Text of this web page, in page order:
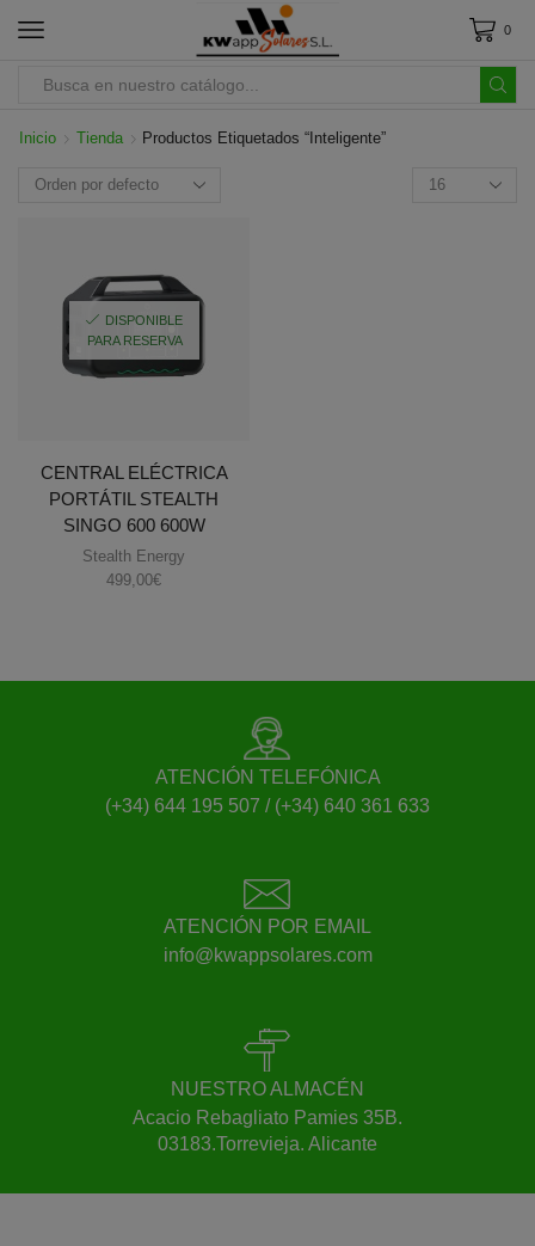
0
Inicio Tienda Productos Etiquetados “inteligente”
DISPONIBLE
PARA RESERVA
CENTRAL ELÉCTRICA
PORTÁTIL STEALTH
SINGO 600 600W
Stealth Energy
499,00€
ATENCIÓN TELEFÓNICA
(+34) 644 195 507 / (+34) 640 361 633
ATENCIÓN POR EMAIL
info@kwappsolares.com
NUESTRO ALMACÉN
Acacio Rebagliato Pamies 35B.
03183.Torrevieja. Alicante